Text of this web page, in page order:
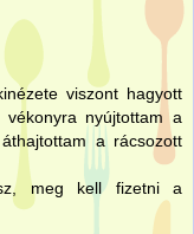
viszont hagyott
nyújtottam a
a rácsozott
meg kell fizetni a